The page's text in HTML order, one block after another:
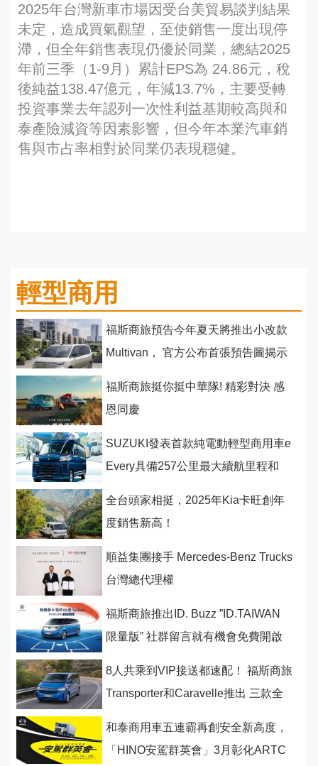
2025年台灣新車市場因受台美貿易談判結果
未定，造成買氣觀望，至使銷售一度出現停
滯，但全年銷售表現仍優於同業，總結2025
年前三季（1-9月）累計EPS為 24.86元，稅
後純益138.47億元，年減13.7%，主要受轉
投資事業去年認列一次性利益基期較高與和
泰產險減資等因素影響，但今年本業汽車銷
售與市占率相對於同業仍表現穩健。
輕型商用
福斯商旅預告今年夏天將推出小改款
Multivan， 官方公布首張預告圖揭示
福斯商旅挺你挺中華隊! 精彩對決 感
恩同慶
SUZUKI發表首款純電動輕型商用車e
Every具備257公里最大續航里程和
全台頭家相挺，2025年Kia卡旺創年
度銷售新高！
順益集團接手 Mercedes-Benz Trucks
台灣總代理權
福斯商旅推出ID. Buzz ”ID.TAIWAN
限量版” 社群留言就有機會免費開啟
8人共乘到VIP接送都速配！ 福斯商旅
Transporter和Caravelle推出 三款全
和泰商用車五連霸再創安全新高度，
「HINO安駕群英會」3月彰化ARTC